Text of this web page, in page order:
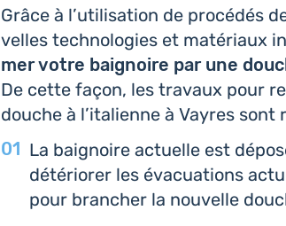
Grâce à l’u­ti­li­sa­tion de pro­cé­dés
velles tech­no­lo­gies et maté­riaux
mer votre bai­gnoire par une
De cette façon, les travaux pour
douche à l’i­ta­lienne à Vayres
La bai­gnoire actuelle est
dété­rio­rer les éva­cua­tions
pour bran­cher la nou­velle